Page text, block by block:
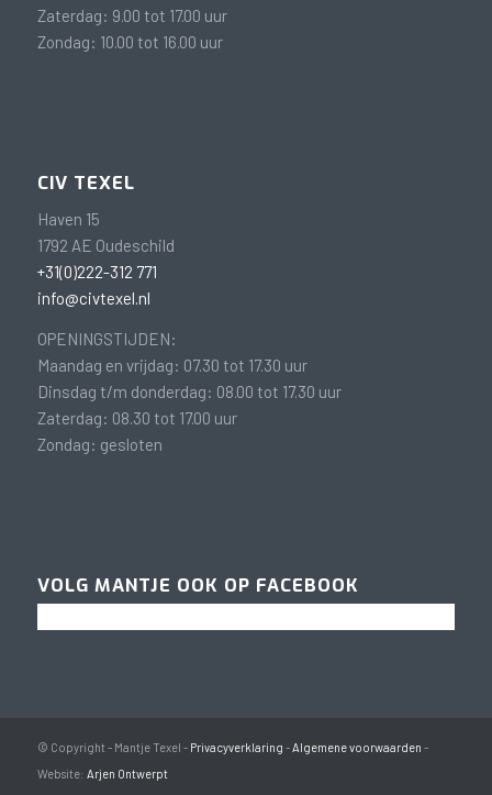
Zaterdag: 9.00 tot 17.00 uur
Zondag: 10.00 tot 16.00 uur
CIV TEXEL
Haven 15
1792 AE Oudeschild
+31(0)222-312 771
info@civtexel.nl
OPENINGSTIJDEN:
Maandag en vrijdag: 07.30 tot 17.30 uur
Dinsdag t/m donderdag: 08.00 tot 17.30 uur
Zaterdag: 08.30 tot 17.00 uur
Zondag: gesloten
VOLG MANTJE OOK OP FACEBOOK
© Copyright - Mantje Texel - Privacyverklaring -Algemene voorwaarden -
Website: Arjen Ontwerpt